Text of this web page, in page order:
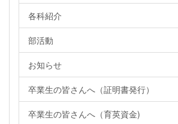
各科紹介
部活動
お知らせ
卒業生の皆さんへ（証明書発行）
卒業生の皆さんへ（育英資金)